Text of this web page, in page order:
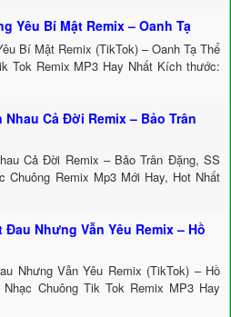
Yêu Bí Mật Remix – Oanh Tạ
Bí Mật Remix (TikTok) – Oanh Tạ Thể
Tok Remix MP3 Hay Nhất Kích thước:
Cả Đời Remix – Bảo Trân
Cả Đời Remix – Bảo Trân Đặng, SS
Chuông Remix Mp3 Mới Hay, Hot Nhất
Nhưng Vẫn Yêu Remix – Hồ
Nhưng Vẫn Yêu Remix (TikTok) – Hồ
Chuông Tik Tok Remix MP3 Hay